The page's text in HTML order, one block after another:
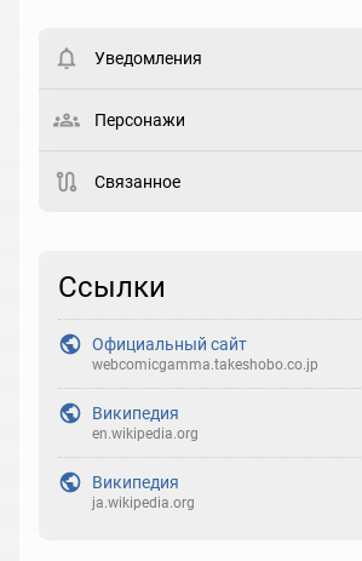
Статус
Реакция
Выберите реакцию
Уведомления
Персонажи
Связанное
Ссылки
Официальный сайт
webcomicgamma.takeshobo.co.jp
Википедия
en.wikipedia.org
Википедия
ja.wikipedia.org